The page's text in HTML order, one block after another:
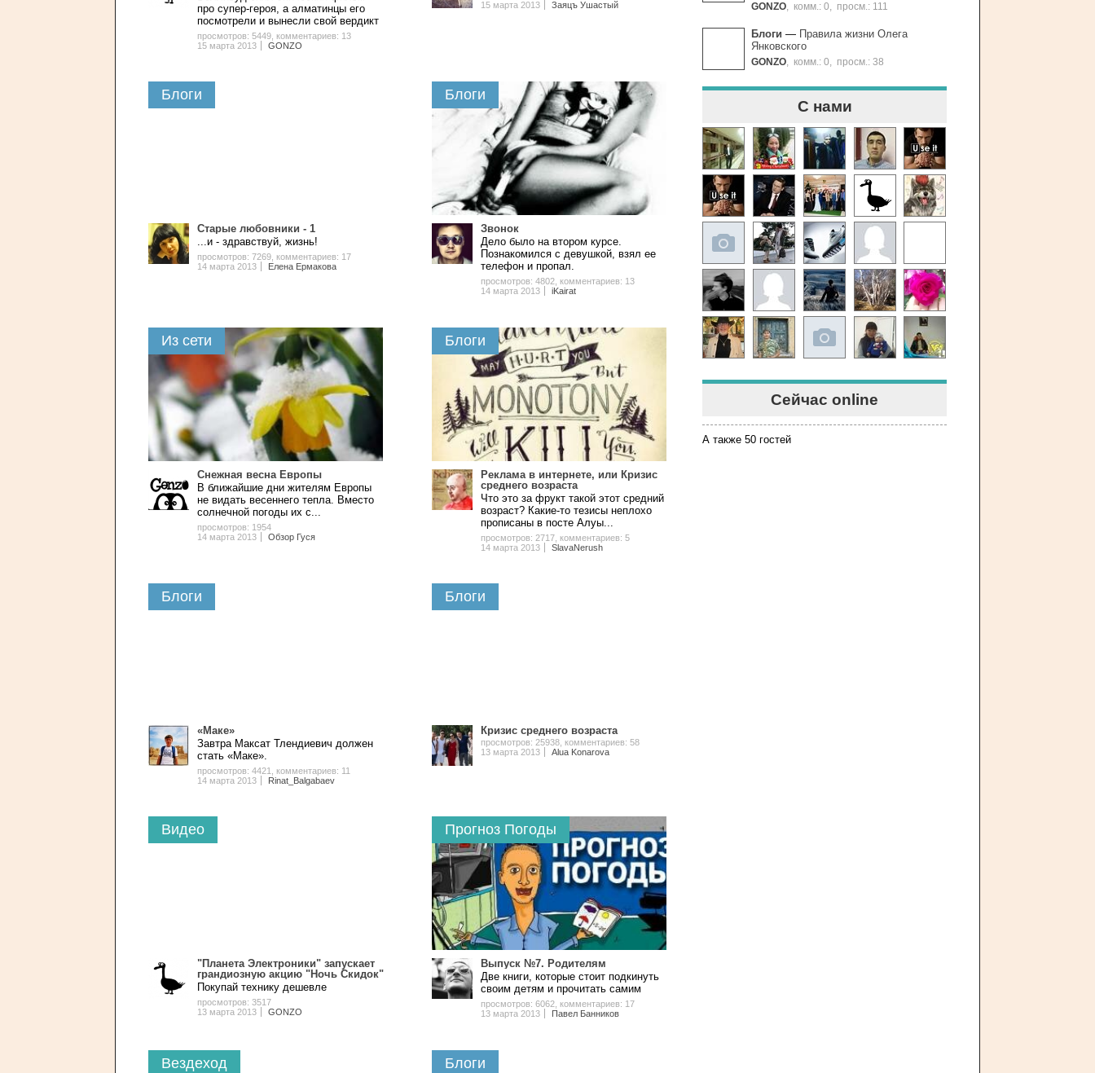
GONZO комм.: 0 просм.: 111
Блоги — Правила жизни Олега
Янковского
GONZO комм.: 0 просм.: 38
С нами
Сейчас online
А также 50 гостей
про супер-героя, а алматинцы его
посмотрели и вынесли свой вердикт
просмотров: 5449 комментариев: 13
15 марта 2013
GONZO
15 марта 2013
Заяцъ Ушастый
Блоги
Старые любовники - 1
...и - здравствуй, жизнь!
просмотров: 7269, комментариев: 17
14 марта 2013
Елена Ермакова
Блоги
Звонок
Дело было на втором курсе.
Познакомился с девушкой, взял ее
телефон и пропал.
просмотров: 4802, комментариев: 13
14 марта 2013
iKairat
Из сети
Снежная весна Европы
В ближайшие дни жителям Европы
не видать весеннего тепла. Вместо
солнечной погоды их с...
просмотров: 1954
14 марта 2013
Обзор Гуся
Блоги
Реклама в интернете, или Кризис
среднего возраста
Что это за фрукт такой этот средний
возраст? Какие-то тезисы неплохо
прописаны в посте Алуы...
просмотров: 2717 комментариев: 5
14 марта 2013
SlavaNerush
Блоги
«Маке»
Завтра Максат Тлендиевич должен
стать «Маке».
просмотров: 4421
комментариев: 11
14 марта 2013
Rinat_Balgabaev
Блоги
Кризис среднего возраста
просмотров: 25938 комментариев: 58
13 марта 2013
Alua Konarova
Видео
"Планета Электроники" запускает
грандиозную акцию "Ночь Скидок"
Покупай технику дешевле
просмотров: 3517
13 марта 2013
GONZO
Прогноз Погоды
Выпуск №7. Родителям
Две книги, которые стоит подкинуть
своим детям и прочитать самим
просмотров: 6062 комментариев: 17
13 марта 2013
Павел Банников
Вездеход Блоги